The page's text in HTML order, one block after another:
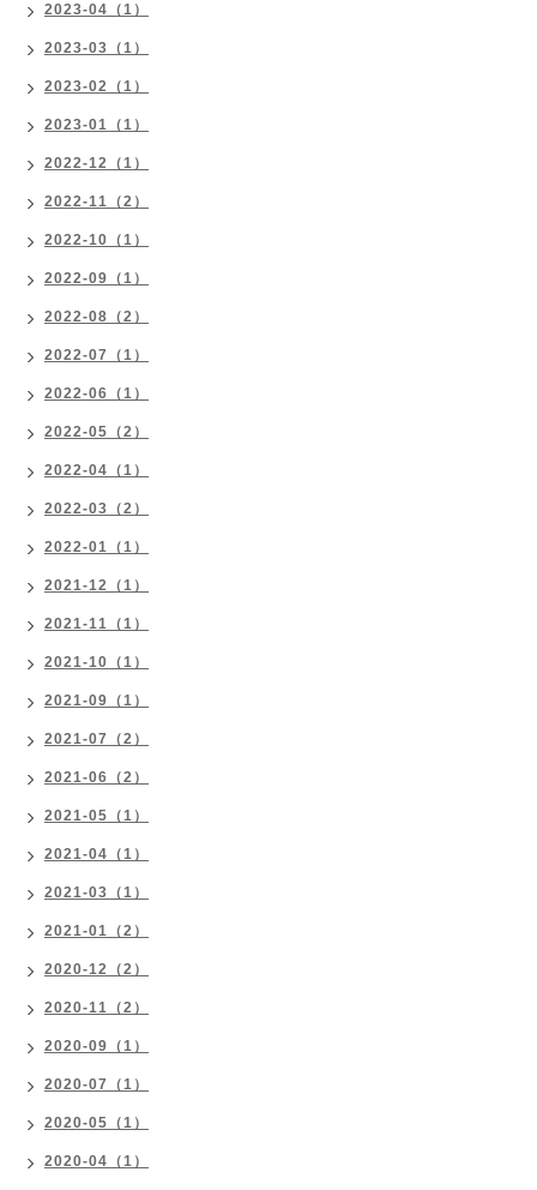
2023-04（1）
2023-03（1）
2023-02（1）
2023-01（1）
2022-12（1）
2022-11（2）
2022-10（1）
2022-09（1）
2022-08（2）
2022-07（1）
2022-06（1）
2022-05（2）
2022-04（1）
2022-03（2）
2022-01（1）
2021-12（1）
2021-11（1）
2021-10（1）
2021-09（1）
2021-07（2）
2021-06（2）
2021-05（1）
2021-04（1）
2021-03（1）
2021-01（2）
2020-12（2）
2020-11（2）
2020-09（1）
2020-07（1）
2020-05（1）
2020-04（1）